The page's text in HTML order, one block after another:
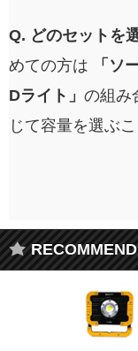
Q. どのセットを
めての方は
「ソ
Dライト」 の組み
じて容量を選ぶ
RECOMMEND